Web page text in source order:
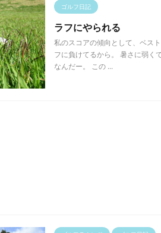
ゴルフ日記
ラフにやられる
私のスコアの傾向として、ベス
フに負けてるから。 暑さに弱く
なんだー。 この ...